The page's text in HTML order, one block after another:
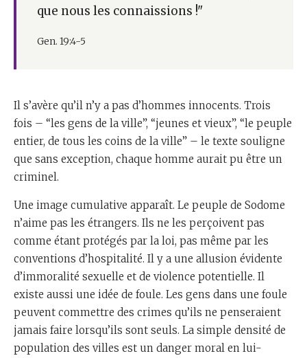
que nous les connaissions !"
Gen. 19:4-5
Il s’avère qu’il n’y a pas d’hommes innocents. Trois
fois – “les gens de la ville”, “jeunes et vieux”, “le peuple
entier, de tous les coins de la ville” – le texte souligne
que sans exception, chaque homme aurait pu être un
criminel.
Une image cumulative apparaît. Le peuple de Sodome
n’aime pas les étrangers. Ils ne les perçoivent pas
comme étant protégés par la loi, pas même par les
conventions d’hospitalité. Il y a une allusion évidente
d’immoralité sexuelle et de violence potentielle. Il
existe aussi une idée de foule. Les gens dans une foule
peuvent commettre des crimes qu’ils ne penseraient
jamais faire lorsqu’ils sont seuls. La simple densité de
population des villes est un danger moral en lui-